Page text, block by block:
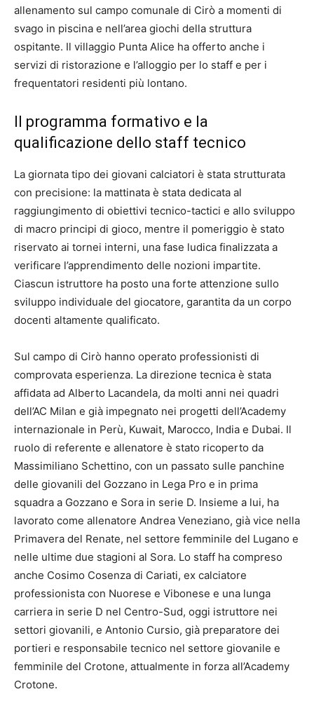
allenamento sul campo comunale di Cirò a momenti di
svago in piscina e nell’area giochi della struttura
ospitante. Il villaggio Punta Alice ha offerto anche i
servizi di ristorazione e l’alloggio per lo staff e per i
frequentatori residenti più lontano.
Il programma formativo e la
qualificazione dello staff tecnico
La giornata tipo dei giovani calciatori è stata strutturata
con precisione: la mattinata è stata dedicata al
raggiungimento di obiettivi tecnico-tactici e allo sviluppo
di macro principi di gioco, mentre il pomeriggio è stato
riservato ai tornei interni, una fase ludica finalizzata a
verificare l’apprendimento delle nozioni impartite.
Ciascun istruttore ha posto una forte attenzione sullo
sviluppo individuale del giocatore, garantita da un corpo
docenti altamente qualificato.
Sul campo di Cirò hanno operato professionisti di
comprovata esperienza. La direzione tecnica è stata
affidata ad Alberto Lacandela, da molti anni nei quadri
dell’AC Milan e già impegnato nei progetti dell’Academy
internazionale in Perù, Kuwait, Marocco, India e Dubai. Il
ruolo di referente e allenatore è stato ricoperto da
Massimiliano Schettino, con un passato sulle panchine
delle giovanili del Gozzano in Lega Pro e in prima
squadra a Gozzano e Sora in serie D. Insieme a lui, ha
lavorato come allenatore Andrea Veneziano, già vice nella
Primavera del Renate, nel settore femminile del Lugano e
nelle ultime due stagioni al Sora. Lo staff ha compreso
anche Cosimo Cosenza di Cariati, ex calciatore
professionista con Nuorese e Vibonese e una lunga
carriera in serie D nel Centro-Sud, oggi istruttore nei
settori giovanili, e Antonio Cursio, già preparatore dei
portieri e responsabile tecnico nel settore giovanile e
femminile del Crotone, attualmente in forza all’Academy
Crotone.